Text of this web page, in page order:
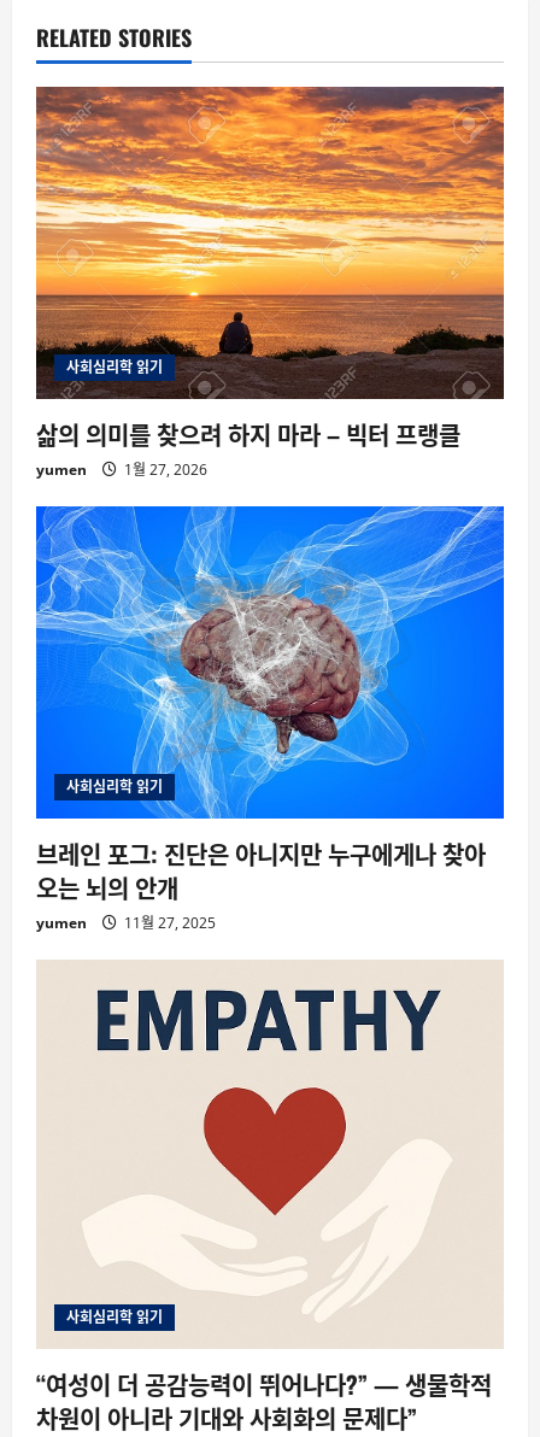
RELATED STORIES
사회심리학 읽기
삶의 의미를 찾으려 하지 마라 – 빅터 프랭클
yumen 1월 27, 2026
사회심리학 읽기
브레인 포그: 진단은 아니지만 누구에게나 찾아
오는 뇌의 안개
yumen 11월 27, 2025
사회심리학 읽기
“여성이 더 공감능력이 뛰어나다?” — 생물학적
차원이 아니라 기대와 사회화의 문제다”